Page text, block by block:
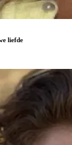
liefde